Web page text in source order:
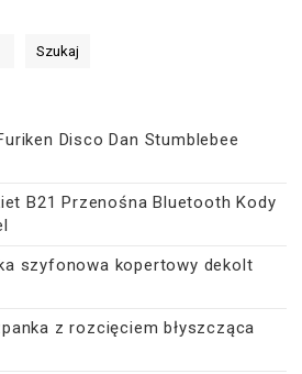
Szukaj
Disco Dan Stumblebee
B21 Przenośna Bluetooth Kody
szyfonowa kopertowy dekolt
z rozcięciem błyszcząca